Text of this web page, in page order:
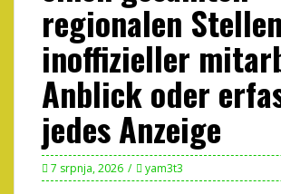
regionalen
inoffizieller
Anblick oder
jedes Anzeige
7 srpnja, 2026 yam3t3